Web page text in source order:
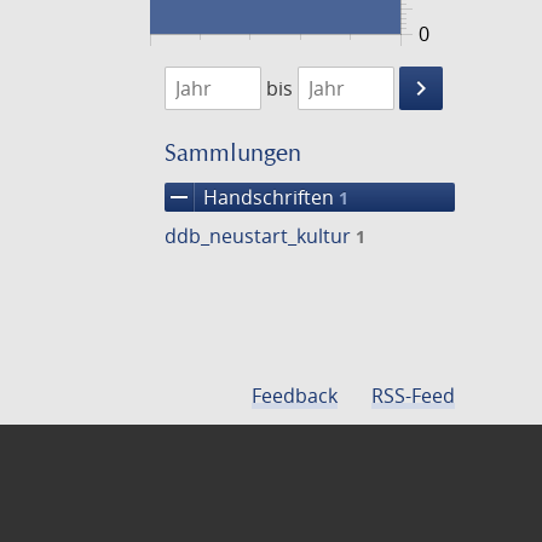
0
1474
1475
bis
keyboard_arrow_right
Suche
Sammlungen
remove Handschriften 1
ddb_neustart_kultur 1
Feedback RSS-Feed